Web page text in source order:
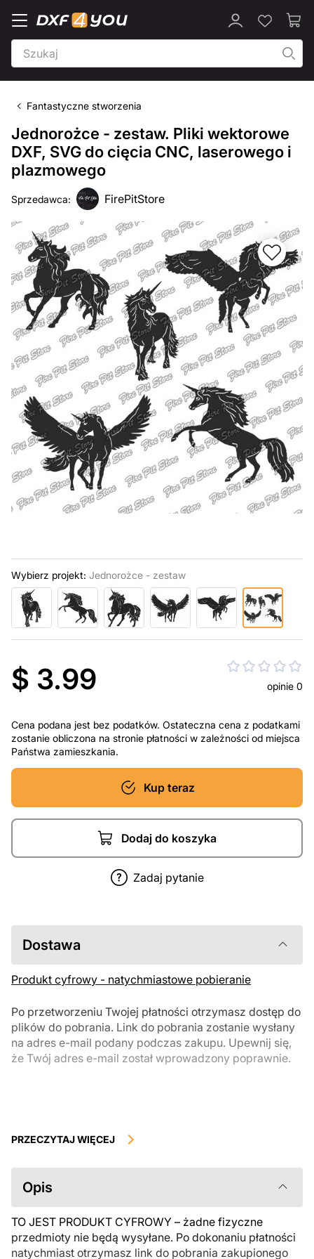
Fantastyczne stworzenia
Jednorożce - zestaw. Pliki wektorowe
DXF, SVG do cięcia CNC, laserowego i
plazmowego
Sprzedawca: FirePitStore
Wybierz projekt: Jednorożce - zestaw
$ 3.99 opinie 0
Cena podana jest bez podatków. Ostateczna cena z podatkami
zostanie obliczona na stronie płatności w zależności od miejsca
Państwa zamieszkania.
Kup teraz
Dodaj do koszyka
Zadaj pytanie
Dostawa
Produkt cyfrowy - natychmiastowe pobieranie
Po przetworzeniu Twojej płatności otrzymasz dostęp do
plików do pobrania. Link do pobrania zostanie wysłany
na adres e-mail podany podczas zakupu. Upewnij się,
że Twój adres e-mail został wprowadzony poprawnie.
podlegają zwrotowi ani wymianie po ich pobraniu. Zalecamy
przed zakupem. Jeśli masz jakiekolwiek problemy z zamówieniem,
skontaktuj się bezpośrednio ze sprzedawcą.
PRZECZYTAJ WIĘCEJ
Opis
TO JEST PRODUKT CYFROWY – żadne fizyczne
przedmioty nie będą wysyłane. Po dokonaniu płatności
natychmiast otrzymasz link do pobrania zakupionego